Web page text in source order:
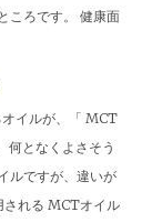
ころです。 健康面
イルが、「 MCT
何となくよさそう
ルですが、違いが
される MCTオイル